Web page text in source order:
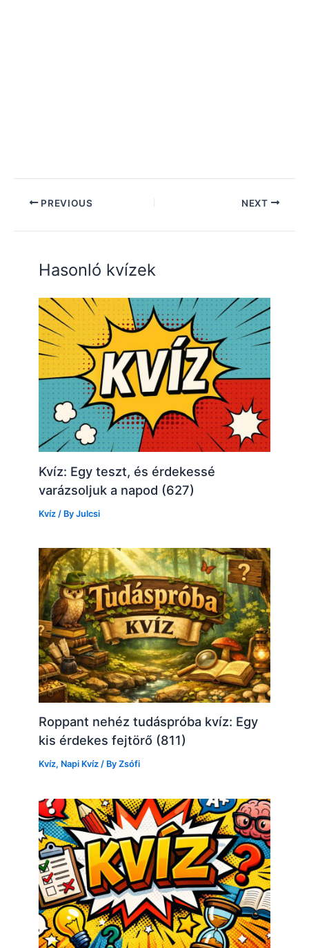
PREVIOUS NEXT
Hasonló kvízek
Kvíz: Egy teszt, és érdekessé
varázsoljuk a napod (627)
Kvíz / ByJulcsi
Roppant nehéz tudáspróba kvíz: Egy
kis érdekes fejtörő (811)
Kvíz, Napi Kvíz / ByZsófi